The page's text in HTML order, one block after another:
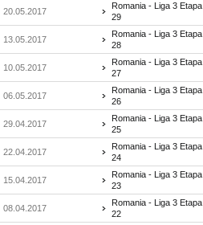
20.05.2017
Romania - Liga 3 Etapa
29
13.05.2017
Romania - Liga 3 Etapa
28
10.05.2017
Romania - Liga 3 Etapa
27
06.05.2017
Romania - Liga 3 Etapa
26
29.04.2017
Romania - Liga 3 Etapa
25
22.04.2017
Romania - Liga 3 Etapa
24
15.04.2017
Romania - Liga 3 Etapa
23
08.04.2017
Romania - Liga 3 Etapa
22